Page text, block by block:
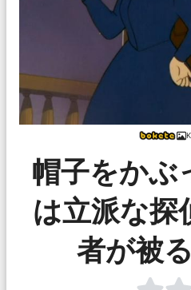
帽子をかぶ
は立派な探
者が被